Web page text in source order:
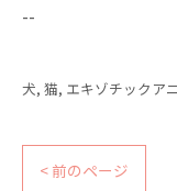
--
犬 猫 エキゾチックア
< 前のページ